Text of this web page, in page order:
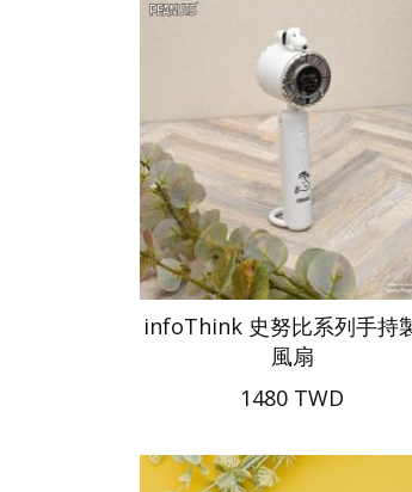
infoThink 史努比系列手持
風扇
1480 TWD